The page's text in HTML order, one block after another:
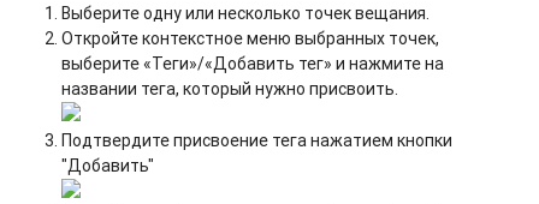
Выберите одну или несколько точек вещания.
Откройте контекстное меню выбранных точек,
выберите «Теги»/«Добавить тег» и нажмите на
названии тега, который нужно присвоить.
Подтвердите присвоение тега нажатием кнопки
"Добавить"